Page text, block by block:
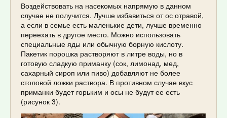
Воздействовать на насекомых напрямую в данном
случае не получится. Лучше избавиться от ос отравой,
а если в семье есть маленькие дети, лучше временно
переехать в другое место. Можно использовать
специальные яды или обычную борную кислоту.
Пакетик порошка растворяют в литре воды, но в
готовую сладкую приманку (сок, лимонад, мед,
сахарный сироп или пиво) добавляют не более
столовой ложки раствора. В противном случае вкус
приманки будет горьким и осы не будут ее есть
(рисунок 3).